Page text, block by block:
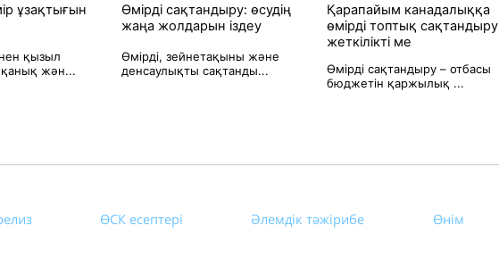
ұзақтығын
қызыл
жән...
Өмірді сақтандыру: өсудің
жаңа жолдарын іздеу
Өмірді, зейнетақыны және
денсаулықты сақтанды...
Қарапайым канадалыққа
өмірді топтық сақтандыру
жеткілікті ме
Өмірді сақтандыру – отбасы
бюджетін қаржылық ...
ӨСК есептері Әлемдік тәжірибе Өнім